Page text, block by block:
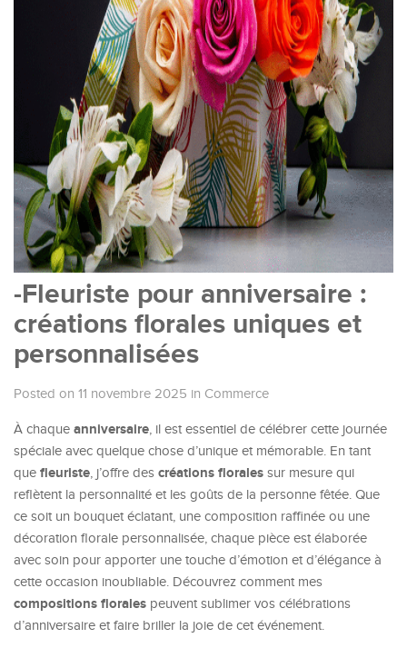
-Fleuriste pour anniversaire :
créations florales uniques et
personnalisées
Posted on 11 novembre 2025 in Commerce
À chaque anniversaire, il est essentiel de célébrer cette journée
spéciale avec quelque chose d’unique et mémorable. En tant
que fleuriste, j’offre des créations florales sur mesure qui
reflètent la personnalité et les goûts de la personne fêtée. Que
ce soit un bouquet éclatant, une composition raffinée ou une
décoration florale personnalisée, chaque pièce est élaborée
avec soin pour apporter une touche d’émotion et d’élégance à
cette occasion inoubliable. Découvrez comment mes
compositions florales peuvent sublimer vos célébrations
d’anniversaire et faire briller la joie de cet événement.